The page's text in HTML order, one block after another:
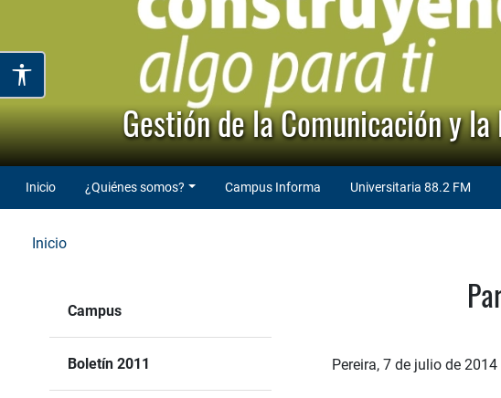
Gestión de la Comunicación y
Inicio ¿Quiénes somos? Campus Informa Universitaria 88.2 FM
Inicio
Campus
Boletín 2011 Pereira, 7 de julio de 2014